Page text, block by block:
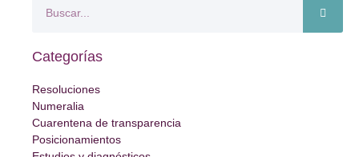
Categorías
Resoluciones
Numeralia
Cuarentena de transparencia
Posicionamientos